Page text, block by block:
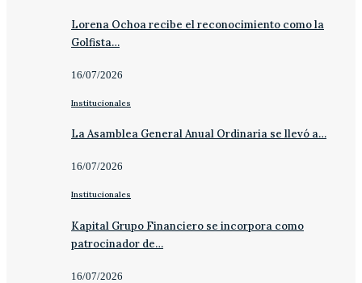
Lorena Ochoa recibe el reconocimiento como la
Golfista…
16/07/2026
Institucionales
La Asamblea General Anual Ordinaria se llevó a…
16/07/2026
Institucionales
Kapital Grupo Financiero se incorpora como
patrocinador de…
16/07/2026